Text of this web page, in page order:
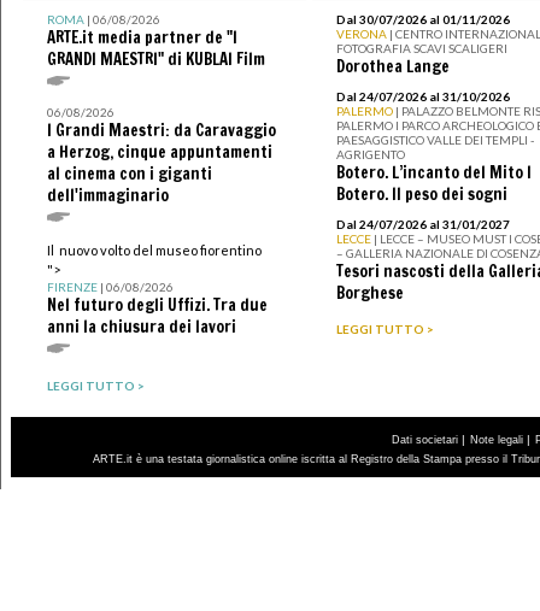
ROMA| 06/08/2026
ARTE.it media partner de "I
GRANDI MAESTRI" di KUBLAI Film
06/08/2026
I Grandi Maestri: da Caravaggio
a Herzog, cinque appuntamenti
al cinema con i giganti
dell'immaginario
Il nuovo volto del museo fiorentino
">
FIRENZE| 06/08/2026
Nel futuro degli Uffizi. Tra due
anni la chiusura dei lavori
LEGGI TUTTO >
Dal 30/07/2026 al 01/11/2026
VERONA | CENTRO
FOTOGRAFIA SCAVI SCALIGERI
Dorothea Lange
Dal 24/07/2026 al 31/10/2026
PALERMO | PALAZZO BELMONTE
PALERMO I PARCO ARCHEOLOGICO
PAESAGGISTICO VALLE DEI TEMPLI -
AGRIGENTO
Botero. L’incanto del Mito I
Botero. Il peso dei sogni
Dal 24/07/2026 al 31/01/2027
LECCE | LECCE – MUSEO MUST I
– GALLERIA NAZIONALE DI
Tesori nascosti della
Borghese
LEGGI TUTTO >
Dati societari | Note legali |
ARTE.it è una testata giornalistica online iscritta al Registro della Stampa presso il